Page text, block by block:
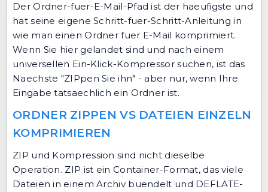
Der Ordner-fuer-E-Mail-Pfad ist der haeufigste und
hat seine eigene Schritt-fuer-Schritt-Anleitung in
wie man einen Ordner fuer E-Mail komprimiert.
Wenn Sie hier gelandet sind und nach einem
universellen Ein-Klick-Kompressor suchen, ist das
Naechste "ZIPpen Sie ihn" - aber nur, wenn Ihre
Eingabe tatsaechlich ein Ordner ist.
ORDNER ZIPPEN VS DATEIEN EINZELN
KOMPRIMIEREN
ZIP und Kompression sind nicht dieselbe
Operation. ZIP ist ein Container-Format, das viele
Dateien in einem Archiv buendelt und DEFLATE-